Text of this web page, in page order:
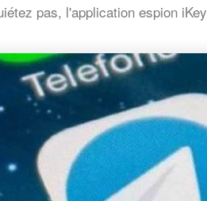
pas, l'application espion